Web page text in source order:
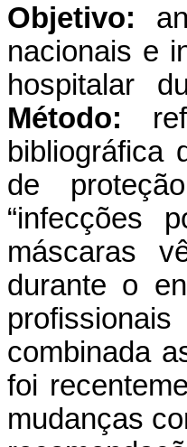
Objetivo:
nacionais e
hospitalar
Método:
bibliográfica
de
“infecções
máscaras
durante o
combinada
foi
mudanças